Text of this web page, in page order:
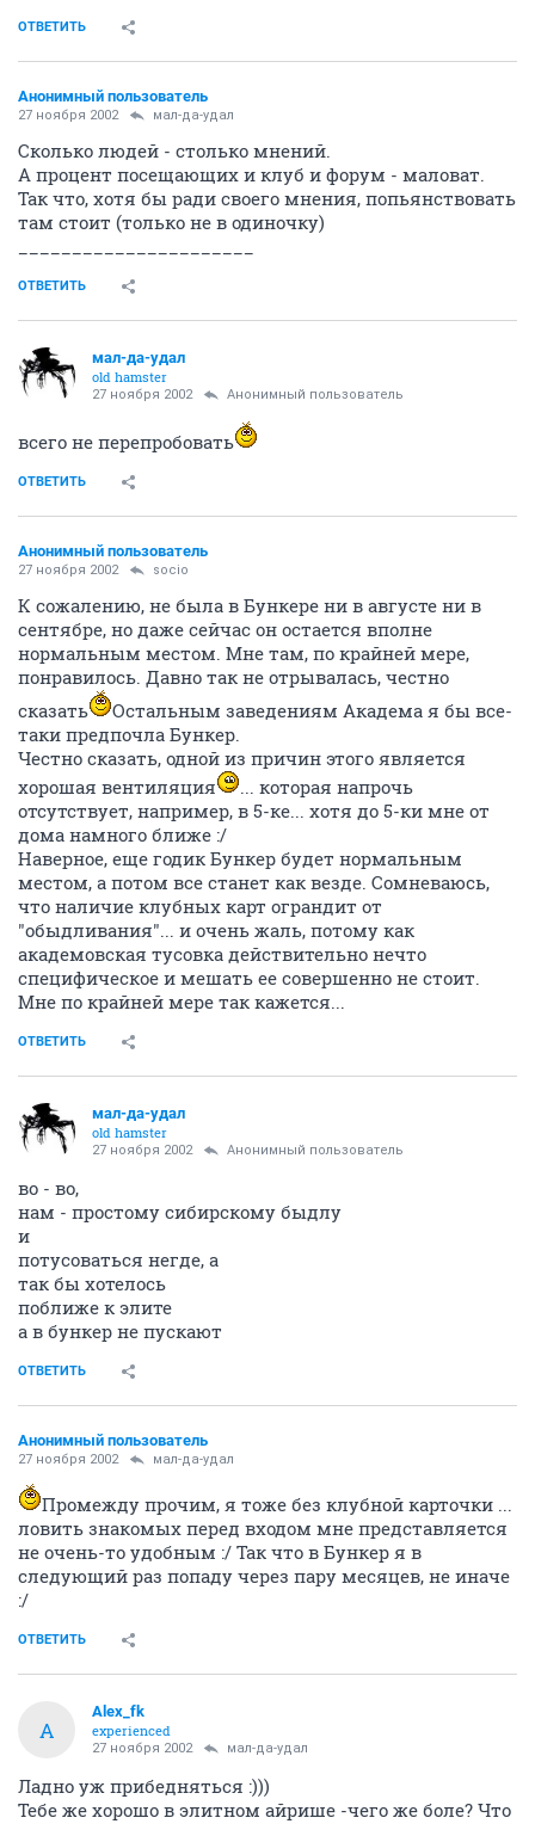
ОТВЕТИТЬ
Анонимный пользователь
27 ноября 2002 мал-да-удал
Сколько людей - столько мнений.
А процент посещающих и клуб и форум - маловат.
Так что, хотя бы ради своего мнения, попьянствовать
там стоит (только не в одиночку)
ОТВЕТИТЬ
мал-да-удал
old hamster
27 ноября 2002 Анонимный пользователь
всего не перепробовать
ОТВЕТИТЬ
Анонимный пользователь
27 ноября 2002 socio
К сожалению, не была в Бункере ни в августе ни в
сентябре, но даже сейчас он остается вполне
нормальным местом. Мне там, по крайней мере,
понравилось. Давно так не отрывалась, честно
сказать
Остальным заведениям Академа я бы все-
таки предпочла Бункер.
Честно сказать, одной из причин этого является
хорошая вентиляция
... которая напрочь
отсутствует, например, в 5-ке... хотя до 5-ки мне от
дома намного ближе :/
Наверное, еще годик Бункер будет нормальным
местом, а потом все станет как везде. Сомневаюсь,
что наличие клубных карт ограндит от
"обыдливания"... и очень жаль, потому как
академовская тусовка действительно нечто
специфическое и мешать ее совершенно не стоит.
Мне по крайней мере так кажется...
ОТВЕТИТЬ
мал-да-удал
old hamster
27 ноября 2002 Анонимный пользователь
во - во,
нам - простому сибирскому быдлу
и
потусоваться негде, а
так бы хотелось
поближе к элите
а в бункер не пускают
ОТВЕТИТЬ
Анонимный пользователь
27 ноября 2002 мал-да-удал
Промежду прочим, я тоже без клубной карточки ...
ловить знакомых перед входом мне представляется
не очень-то удобным :/ Так что в Бункер я в
следующий раз попаду через пару месяцев, не иначе
:/
ОТВЕТИТЬ
A
Alex_fk
experienced
27 ноября 2002 мал-да-удал
Ладно уж прибедняться :)))
Тебе же хорошо в элитном айрише -чего же боле? Что